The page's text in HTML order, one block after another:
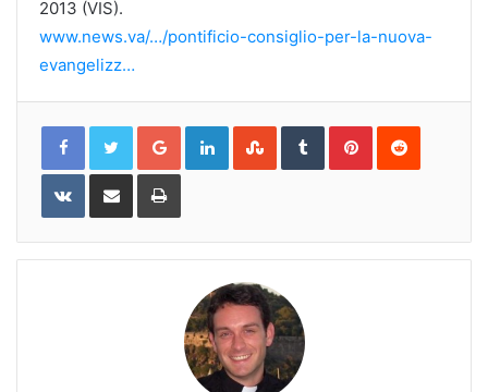
2013 (VIS).
www.news.va/…/pontificio-consiglio-per-la-nuova-
evangelizz…
Google+LinkedInStumbleUpon
TumblrPinterestReddit
VKontakteShare
Email
Print